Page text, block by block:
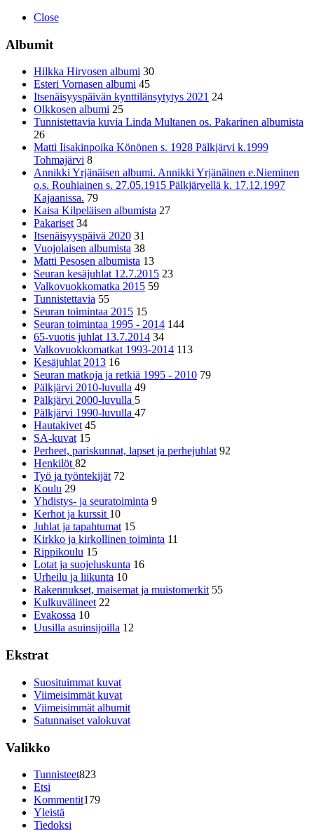
Close
Albumit
Hilkka Hirvosen albumi 30
Esteri Vornasen albumi 45
Itsenäisyyspäivän kynttilänsytytys 2021 24
Olkkosen albumi 25
Tunnistettavia kuvia Linda Multanen os. Pakarinen albumista
26
Matti Iisakinpoika Könönen s. 1928 Pälkjärvi k.1999
Tohmajärvi 8
Annikki Yrjänäisen albumi. Annikki Yrjänäinen e.Nieminen
o.s. Rouhiainen s. 27.05.1915 Pälkjärvellä k. 17.12.1997
Kajaanissa. 79
Kaisa Kilpeläisen albumista 27
Pakariset 34
Itsenäisyyspäivä 2020 31
Vuojolaisen albumista 38
Matti Pesosen albumista 13
Seuran kesäjuhlat 12.7.2015 23
Valkovuokkomatka 2015 59
Tunnistettavia 55
Seuran toimintaa 2015 15
Seuran toimintaa 1995 - 2014 144
65-vuotis juhlat 13.7.2014 34
Valkovuokkomatkat 1993-2014 113
Kesäjuhlat 2013 16
Seuran matkoja ja retkiä 1995 - 2010 79
Pälkjärvi 2010-luvulla 49
Pälkjärvi 2000-luvulla 5
Pälkjärvi 1990-luvulla 47
Hautakivet 45
SA-kuvat 15
Perheet, pariskunnat, lapset ja perhejuhlat 92
Henkilöt82
Työ ja työntekijät 72
Koulu 29
Yhdistys- ja seuratoiminta 9
Kerhot ja kurssit 10
Juhlat ja tapahtumat 15
Kirkko ja kirkollinen toiminta 11
Rippikoulu 15
Lotat ja suojeluskunta 16
Urheilu ja liikunta 10
Rakennukset, maisemat ja muistomerkit 55
Kulkuvälineet 22
Evakossa 10
Uusilla asuinsijoilla 12
Ekstrat
Suosituimmat kuvat
Viimeisimmät kuvat
Viimeisimmät albumit
Satunnaiset valokuvat
Valikko
Tunnisteet823
Etsi
Kommentit179
Yleistä
Tiedoksi